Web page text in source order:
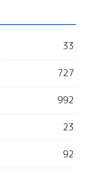
33
727
992
23
92